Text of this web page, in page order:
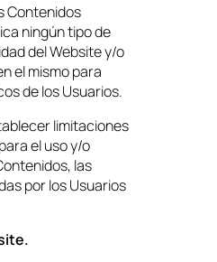
Contenidos
ningún tipo de
del Website y/o
el mismo para
de los Usuarios.
limitaciones
el uso y/o
las
por los Usuarios